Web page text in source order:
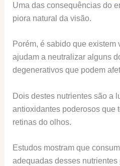
Uma das consequências do
piora natural da visão.
Porém, é sabido que existem
ajudam a neutralizar alguns
degenerativos que podem
Dois destes nutrientes são a
antioxidantes poderosos que
retinas do olhos.
Estudos mostram que
adequadas desses nutrientes